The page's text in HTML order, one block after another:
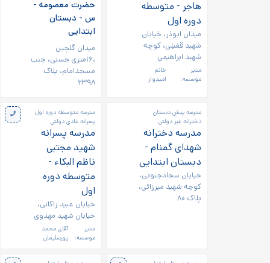
هاجر - متوسطه
دوره اول
میدان ابوذر، خیابان
شهید قفیلی، کوچه
شهید ابراهیمی
مدیر
موسسه:
خانم
امیدوار
حضرت معصومه -
س - دبستان
ابتدایی
میدان گلچین
،۱۶متری حسنی، جنب
مسجدامام، پلاک
۲۳۹۸
مدرسه پیش دبستان
دخترانه غیر دولتی
مدرسه دخترانه
شهدای گمنام -
دبستان ابتدایی
خیابان سجادجنوبی،
کوچه شهید میرزائی،
پلاک ۸۰
مدرسه متوسطه دوره اول
پسرانه عادی دولتی
مدرسه پسرانه
شهید مجتبی
ناظم البکاء -
متوسطه دوره
اول
خیابان عبید زاکانی،
خیابان شهید مهدوی
مدیر
موسسه:
آقای محمد
پورسلیمان